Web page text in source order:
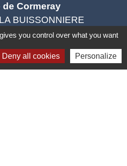
de Cormeray
BUISSONNIERE
- FRANCE
54 44 26 19
par formulaire
you control over what you want
Deny all cookies Personalize